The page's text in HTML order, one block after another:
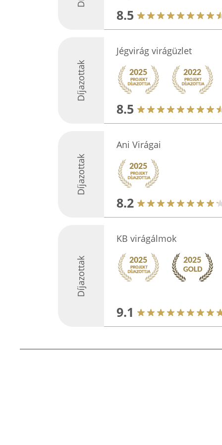
8.5
Díjazottak
Jégvirág virágüzlet
8.5
Díjazottak
Ani Virágai
8.2
Díjazottak
KB virágálmok
9.1